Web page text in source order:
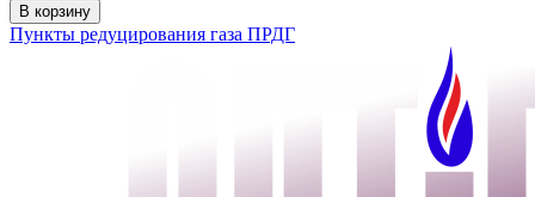
В корзину
Пункты редуцирования газа ПРДГ